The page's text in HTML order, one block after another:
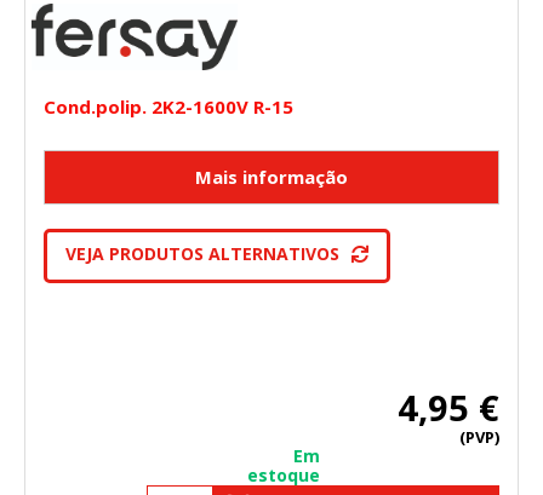
Cond.polip. 2K2-1600V R-15
VEJA PRODUTOS ALTERNATIVOS
4,95 €
(PVP)
Em
estoque